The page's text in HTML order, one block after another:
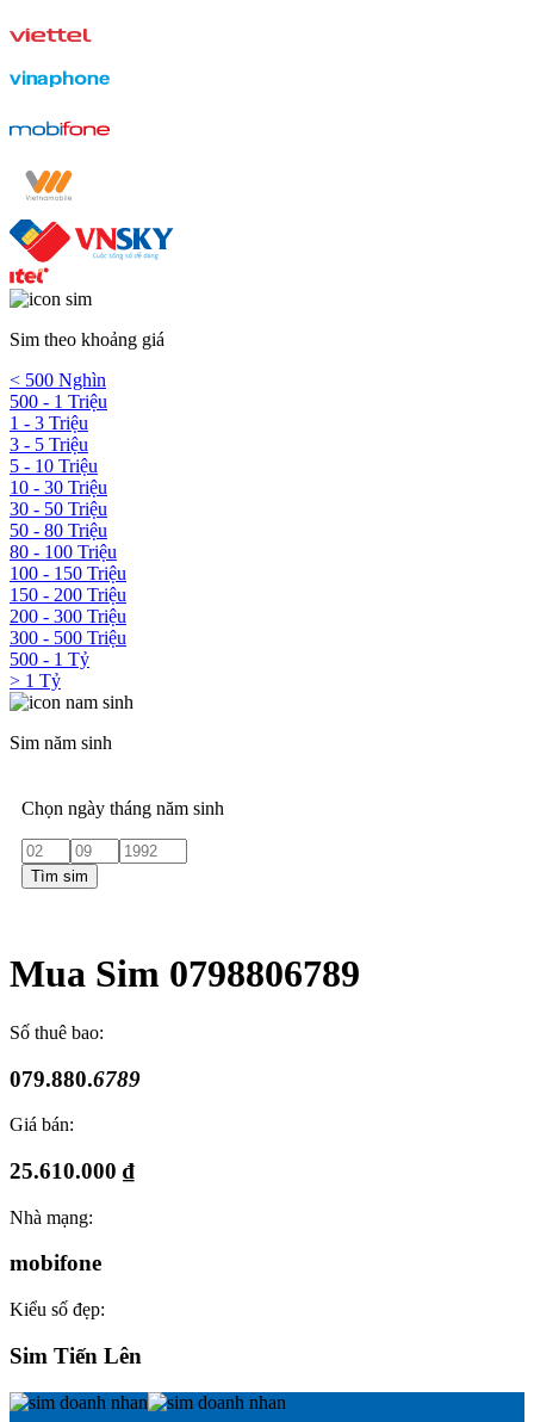
Sim theo khoảng giá
< 500 Nghìn
500 - 1 Triệu
1 - 3 Triệu
3 - 5 Triệu
5 - 10 Triệu
10 - 30 Triệu
30 - 50 Triệu
50 - 80 Triệu
80 - 100 Triệu
100 - 150 Triệu
150 - 200 Triệu
200 - 300 Triệu
300 - 500 Triệu
500 - 1 Tỷ
> 1 Tỷ
Sim năm sinh
Chọn ngày tháng năm sinh
Tìm sim
Mua Sim 0798806789
Số thuê bao:
079.880.6789
Giá bán:
25.610.000 ₫
Nhà mạng:
mobifone
Kiểu số đẹp:
Sim Tiến Lên